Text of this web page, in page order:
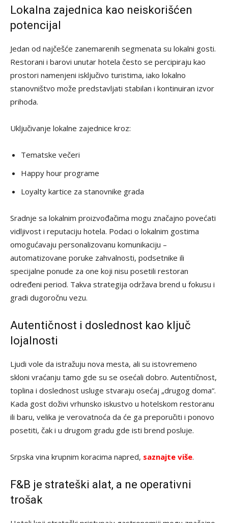
Lokalna zajednica kao neiskorišćen
potencijal
Jedan od najčešće zanemarenih segmenata su lokalni gosti.
Restorani i barovi unutar hotela često se percipiraju kao
prostori namenjeni isključivo turistima, iako lokalno
stanovništvo može predstavljati stabilan i kontinuiran izvor
prihoda.
Uključivanje lokalne zajednice kroz:
Tematske večeri
Happy hour programe
Loyalty kartice za stanovnike grada
Sradnje sa lokalnim proizvođačima mogu značajno povećati
vidljivost i reputaciju hotela. Podaci o lokalnim gostima
omogućavaju personalizovanu komunikaciju –
automatizovane poruke zahvalnosti, podsetnike ili
specijalne ponude za one koji nisu posetili restoran
određeni period. Takva strategija održava brend u fokusu i
gradi dugoročnu vezu.
Autentičnost i doslednost kao ključ
lojalnosti
Ljudi vole da istražuju nova mesta, ali su istovremeno
skloni vraćanju tamo gde su se osećali dobro. Autentičnost,
toplina i doslednost usluge stvaraju osećaj „drugog doma“.
Kada gost doživi vrhunsko iskustvo u hotelskom restoranu
ili baru, velika je verovatnoća da će ga preporučiti i ponovo
posetiti, čak i u drugom gradu gde isti brend posluje.
Srpska vina krupnim koracima napred, saznajte više.
F&B je strateški alat, a ne operativni
trošak